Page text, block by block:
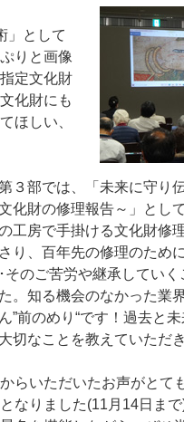
」として
りと画像
定文化財
化財にも
ほしい、
３部では、「未来に守り
化財の修理報告～」とし
工房で手掛ける文化財修
り、百年先の修理のため
そのご苦労や継承してい
。知る機会のなかった業
”前のめり“です！過去と
切なことを教えていただ
らいただいたお声がとて
なりました(11月14日ま